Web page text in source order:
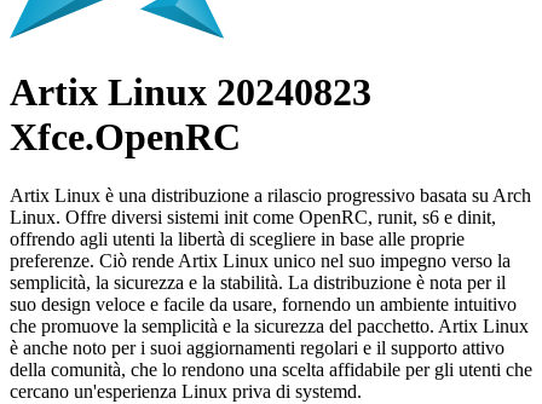
Artix Linux 20240823
Xfce.OpenRC
Artix Linux è una distribuzione a rilascio progressivo basata su Arch
Linux. Offre diversi sistemi init come OpenRC, runit, s6 e dinit,
offrendo agli utenti la libertà di scegliere in base alle proprie
preferenze. Ciò rende Artix Linux unico nel suo impegno verso la
semplicità, la sicurezza e la stabilità. La distribuzione è nota per il
suo design veloce e facile da usare, fornendo un ambiente intuitivo
che promuove la semplicità e la sicurezza del pacchetto. Artix Linux
è anche noto per i suoi aggiornamenti regolari e il supporto attivo
della comunità, che lo rendono una scelta affidabile per gli utenti che
cercano un'esperienza Linux priva di systemd.